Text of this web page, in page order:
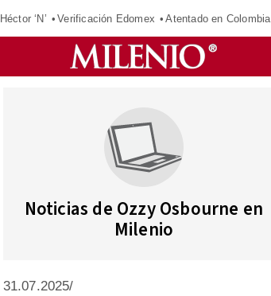
Héctor ‘N’ Verificación Edomex Atentado en Colombia
Noticias de Ozzy Osbourne en
Milenio
31.07.2025/